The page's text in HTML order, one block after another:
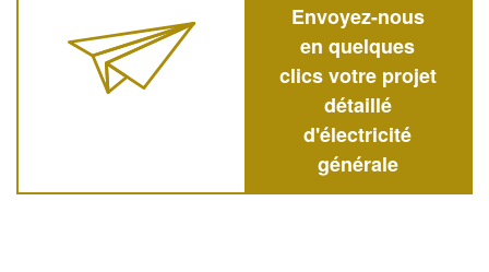
Envoyez-nous
en quelques
clics votre projet
détaillé
d'électricité
générale